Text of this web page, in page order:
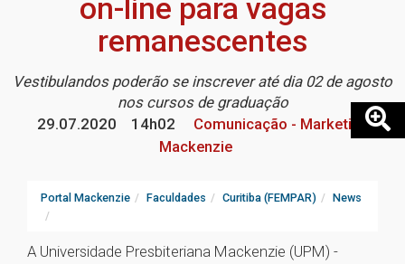
on-line para vagas
remanescentes
Vestibulandos poderão se inscrever até dia 02 de agosto
nos cursos de graduação
29.07.2020
14h02
Comunicação - Marketing
Mackenzie
Portal Mackenzie Faculdades Curitiba (FEMPAR) News
A Universidade Presbiteriana Mackenzie (UPM) -